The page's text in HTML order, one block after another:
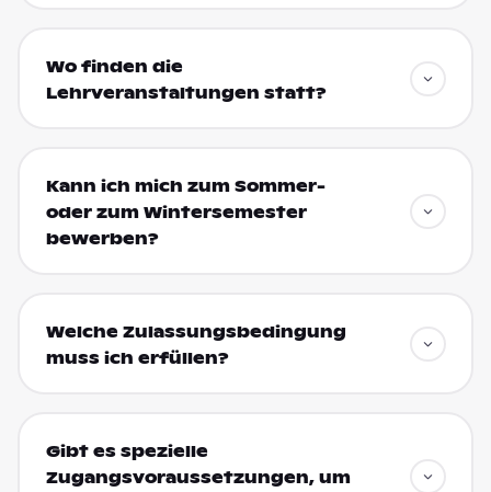
Wo finden die
Lehrveranstaltungen statt?
Kann ich mich zum Sommer-
oder zum Wintersemester
bewerben?
Welche Zulassungsbedingung
muss ich erfüllen?
Gibt es spezielle
Zugangsvoraussetzungen, um